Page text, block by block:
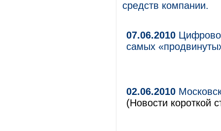
средств компании.
07.06.2010
самых
02.06.2010
(Новости короткой